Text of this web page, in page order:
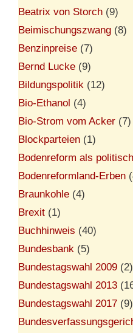
Beatrix von Storch (9)
Beimischungszwang (8)
Benzinpreise (7)
Bernd Lucke (9)
Bildungspolitik (12)
Bio-Ethanol (4)
Bio-Strom vom Acker (7)
Blockparteien (1)
Bodenreform als
Bodenreformland-Erben
Braunkohle (4)
Brexit (1)
Buchhinweis (40)
Bundesbank (5)
Bundestagswahl 2009 (2)
Bundestagswahl 2013
Bundestagswahl 2017 (9)